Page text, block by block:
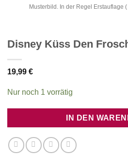
Musterbild. In der Regel Erstauflage
Disney Küss Den
19,99 €
Nur noch 1 vorrätig
IN DEN